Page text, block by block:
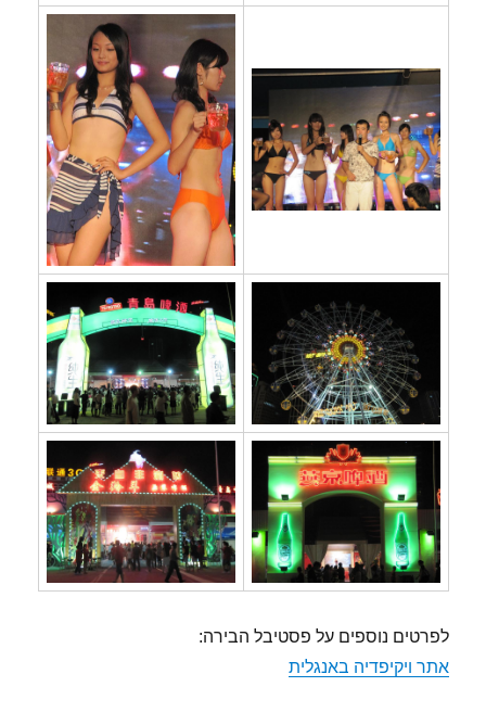
לפרטים נוספים על פסטיבל הבירה:
אתר ויקיפדיה באנגלית